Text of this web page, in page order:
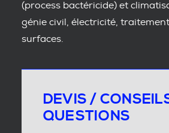
(process bactéricide) et
génie civil, électricité,
surfaces.
DEVIS /
QUESTIONS